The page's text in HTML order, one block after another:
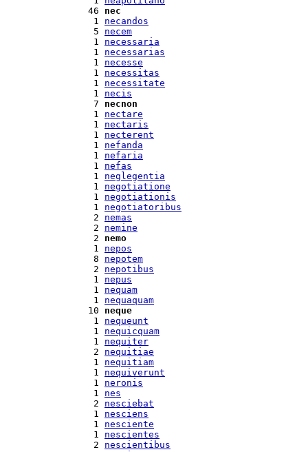
46 nec
  1
necandos
  5
necem
  1
necessaria
  1
necessarias
  1
necesse
  1
necessitas
  1
necessitate
  1
necis
  7
necnon
  1
nectare
  1
nectaris
  1
necterent
  1
nefanda
  1
nefaria
  1
nefas
  1
neglegentia
  1
negotiatione
  1
negotiationis
  1
negotiatoribus
  2
nemas
  2
nemine
  2
nemo
  1
nepos
  8
nepotem
  2
nepotibus
  1
nepus
  1
nequam
  1
nequaquam
10 neque
  1
nequeunt
  1
nequicquam
  1
nequiter
  2
nequitiae
  1
nequitiam
  1
nequiverunt
  1
neronis
  1
nes
  2
nesciebat
  1
nesciens
  1
nesciente
  1
nescientes
  2
nescientibus